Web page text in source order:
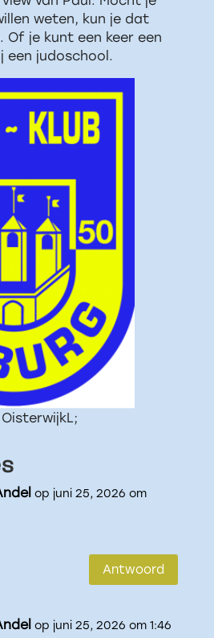
weten, kun je dat
Of je kunt een keer een
een judoschool.
L;
op juni 25, 2026 om
Antwoord
op juni 25, 2026 om 1:46